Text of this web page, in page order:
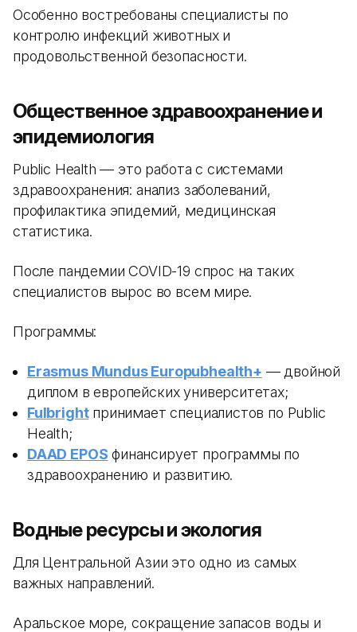
Особенно востребованы специалисты по
контролю инфекций животных и
продовольственной безопасности.
Общественное здравоохранение и
эпидемиология
Public Health — это работа с системами
здравоохранения: анализ заболеваний,
профилактика эпидемий, медицинская
статистика.
После пандемии COVID-19 спрос на таких
специалистов вырос во всем мире.
Программы:
Erasmus Mundus Europubhealth+ — двойной
диплом в европейских университетах;
Fulbrightпринимает специалистов по Public
Health;
DAAD EPOS финансирует программы по
здравоохранению и развитию.
Водные ресурсы и экология
Для Центральной Азии это одно из самых
важных направлений.
Аральское море, сокращение запасов воды и